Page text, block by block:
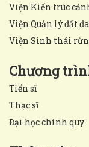
Viện Kiến trúc
Viện Quản lý đất
Viện Sinh thái
Chương
Tiến sĩ
Thạc sĩ
Đại học chính quy